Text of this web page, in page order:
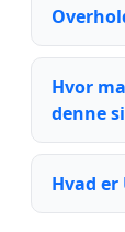
Hvor
denne
Hvad er